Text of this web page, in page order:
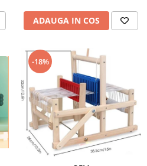
ADAUGA IN COS
-18%